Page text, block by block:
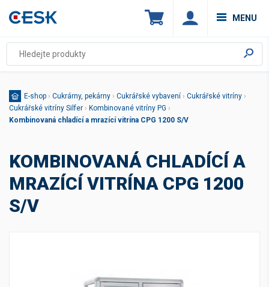
MENU
E-shop › Cukrárny, pekárny › Cukrářské vybavení › Cukrářské vitríny ›
Cukrářské vitríny Silfer › Kombinované vitríny PG ›
Kombinovaná chladící a mrazící vitrína CPG 1200 S/V
KOMBINOVANÁ CHLADÍCÍ A
MRAZÍCÍ VITRÍNA CPG 1200
S/V